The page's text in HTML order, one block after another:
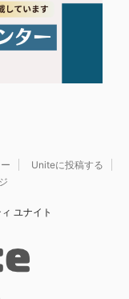
Uniteに投稿する
ユナイト